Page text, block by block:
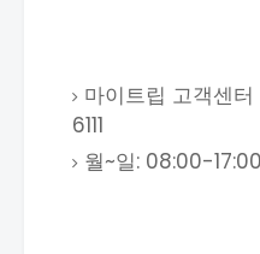
마이트립 고객센
6111
월~일: 08:00-